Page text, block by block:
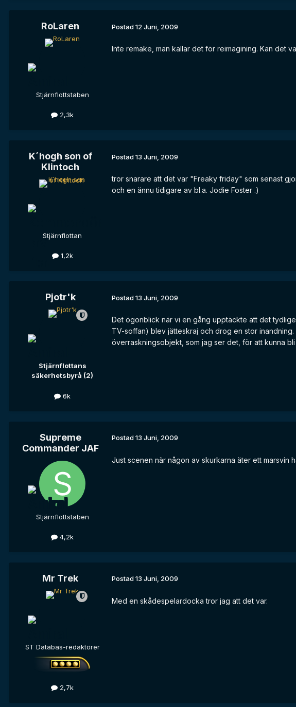
RoLaren
Stjärnflottstaben
2,3k
Postad12 Juni, 2009
Inte remake, man kallar det för reimagining. Kan det
K´hogh son of
Klintoch
Stjärnflottan
1,2k
Postad13 Juni, 2009
tror snarare att det var "Freaky friday" som senast
och en ännu tidigare av bl.a. Jodie Foster .)
Pjotr'k
Stjärnflottans
säkerhetsbyrå (2)
6k
Postad13 Juni, 2009
Det ögonblick när vi en gång upptäckte att det
TV-soffan) blev jätteskraj och drog en stor
överraskningsobjekt, som jag ser det, för att kunna
Supreme
Commander JAF
Stjärnflottstaben
4,2k
Postad13 Juni, 2009
Just scenen när någon av skurkarna äter ett marsvin
Mr Trek
ST Databas-redaktörer
2,7k
Postad13 Juni, 2009
Med en skådespelardocka tror jag att det var.